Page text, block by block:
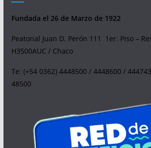
Fundada el 26 de Marzo de 1922
Peatonal Juan D. Perón 111 1er. Piso –
H3500AUC / Chaco
Te: (+54 0362) 4448500 / 4448600 /
48500